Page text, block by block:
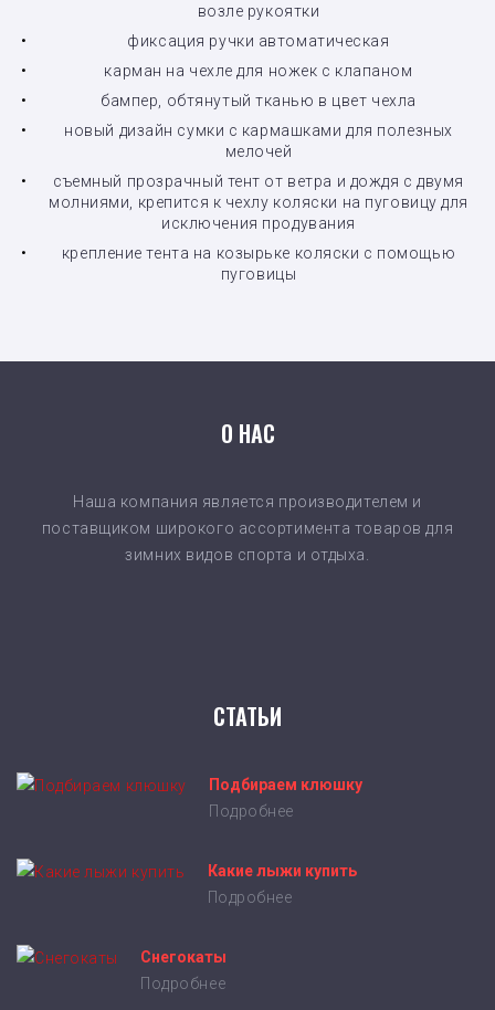
возле рукоятки
фиксация ручки автоматическая
карман на чехле для ножек с клапаном
бампер, обтянутый тканью в цвет чехла
новый дизайн сумки с кармашками для полезных
мелочей
съемный прозрачный тент от ветра и дождя с двумя
молниями, крепится к чехлу коляски на пуговицу для
исключения продувания
крепление тента на козырьке коляски с помощью
пуговицы
О НАС
Наша компания является производителем и
поставщиком широкого ассортимента товаров для
зимних видов спорта и отдыха.
СТАТЬИ
Подбираем клюшку
Подробнее
Какие лыжи купить
Подробнее
Снегокаты
Подробнее